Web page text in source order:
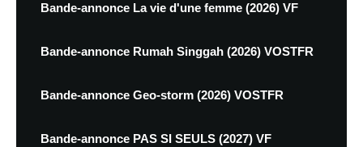
Bande-annonce La vie d'une femme (2026) VF
Bande-annonce Rumah Singgah (2026) VOSTFR
Bande-annonce Geo-storm (2026) VOSTFR
Bande-annonce PAS SI SEULS (2027) VF